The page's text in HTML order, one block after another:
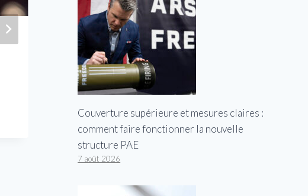
Les procureurs rejettent la
proposition de Bryan Kohberger
de supprimer la peine de mort
Couverture supérieure et mesures claires :
comment faire fonctionner la nouvelle
structure PAE
7 août 2026